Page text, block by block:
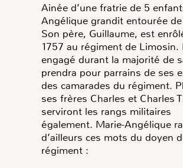
Ainée d’une fratrie de 5
Angélique grandit entourée
Son père, Guillaume, est
1757 au régiment de Limosin.
engagé durant la majorité de
prendra pour parrains de ses
des camarades du régiment.
ses frères Charles et Charles
serviront les rangs militaires
également. Marie-Angélique
d’ailleurs ces mots du doyen
régiment :